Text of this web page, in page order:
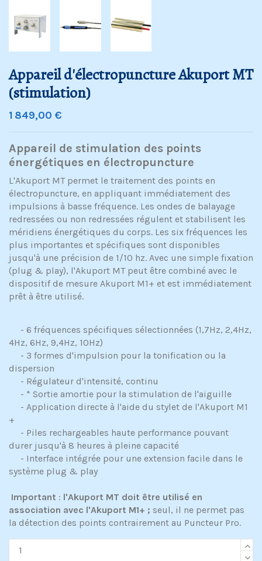
Appareil d'électropuncture Akuport MT
(stimulation)
1 849,00 €
Appareil de stimulation des points
énergétiques en électropuncture
L'Akuport MT permet le traitement des points en
électropuncture, en appliquant immédiatement des
impulsions à basse fréquence. Les ondes de balayage
redressées ou non redressées régulent et stabilisent les
méridiens énergétiques du corps. Les six fréquences les
plus importantes et spécifiques sont disponibles
jusqu'à une précision de 1/10 hz. Avec une simple fixation
(plug & play), l'Akuport MT peut être combiné avec le
dispositif de mesure Akuport M1+ et est immédiatement
prêt à être utilisé.
- 6 fréquences spécifiques sélectionnées (1,7Hz, 2,4Hz,
4Hz, 6Hz, 9,4Hz, 10Hz)
- 3 formes d'impulsion pour la tonification ou la
dispersion
- Régulateur d'intensité, continu
- * Sortie amortie pour la stimulation de l'aiguille
- Application directe à l'aide du stylet de l'Akuport M1
+
- Piles rechargeables haute performance pouvant
durer jusqu'à 8 heures à pleine capacité
- Interface intégrée pour une extension facile dans le
système plug & play
Important : l'Akuport MT doit être utilisé en
association avec l'Akuport M1+ ; seul, il ne permet pas
la détection des points contrairement au Puncteur Pro.